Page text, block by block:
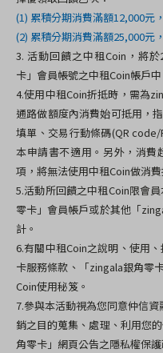
(1) 累積分期消費滿額12,000元
(2) 累積分期消費滿額25,000元
3. 活動回饋之中租Coin ，將於
卡」會員帳號之中租Coin帳戶
4.使用中租Coin折抵時，需為
通路做額度內消費始可抵用，
填單、交易行動條碼(QR code/
本申請書不適用。另外，消
項，將無法使用中租Coin做消費
5.活動所回饋之中租Coin限會
零卡」會員帳戶或於其他「
計。
6.有關中租Coin之說明、使用
卡服務條款、「zingala銀角零卡
Coin使用秘笈。
7.參與本活動視為您同意仲信資
銷之目的蒐集、處理、利用您
角零卡」網頁公告之隱私權保